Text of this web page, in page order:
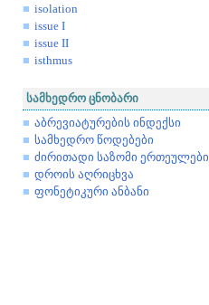
isolation
issue I
issue II
isthmus
სამხედრო ცნობარი
აბრევიატურების ინდექსი
სამხედრო წოდებები
ძირითადი საზომი ერთეულები
დროის აღრიცხვა
ფონეტიკური ანბანი